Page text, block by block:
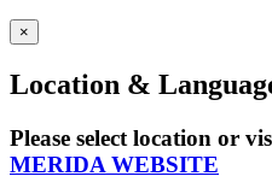
×
Location &
Please select location or
MERIDA WEBSITE